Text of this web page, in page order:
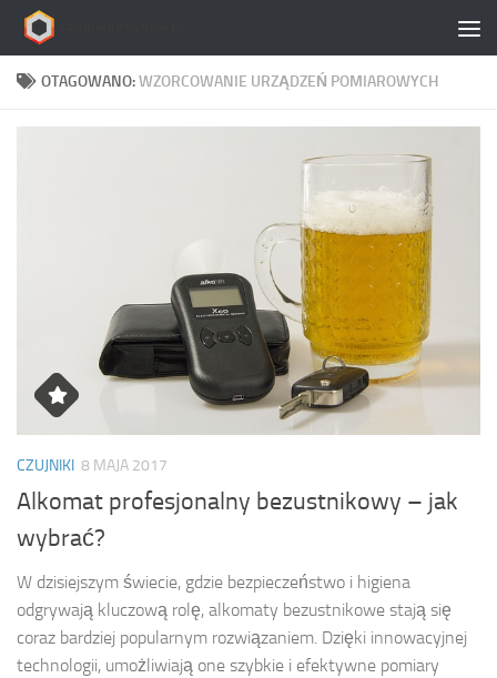
Skip to content
OTAGOWANO:WZORCOWANIE URZĄDZEŃ POMIAROWYCH
CZUJNIKI 8 MAJA 2017
Alkomat profesjonalny bezustnikowy – jak
wybrać?
W dzisiejszym świecie, gdzie bezpieczeństwo i higiena
odgrywają kluczową rolę, alkomaty bezustnikowe stają się
coraz bardziej popularnym rozwiązaniem. Dzięki innowacyjnej
technologii, umożliwiają one szybkie i efektywne pomiary